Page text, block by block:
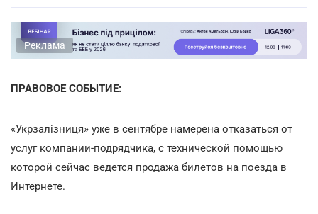
Реклама
ПРАВОВОЕ СОБЫТИЕ:
«Укрзалізниця» уже в сентябре намерена отказаться от
услуг компании-подрядчика, с технической помощью
которой сейчас ведется продажа билетов на поезда в
Интернете.